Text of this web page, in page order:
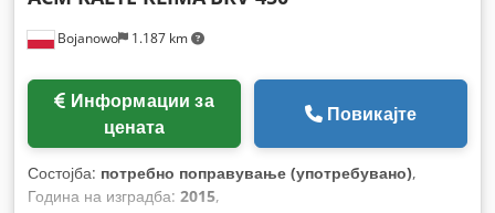
Bojanowo 1.187 km
цената
Повикајте
Состојба: потребно поправување (употребувано),
Година на изградба: 2015,